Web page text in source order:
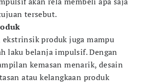
tersebut.
produk juga mampu
laku belanja impulsif. Dengan
kemasan menarik, desain
atau kelangkaan produk